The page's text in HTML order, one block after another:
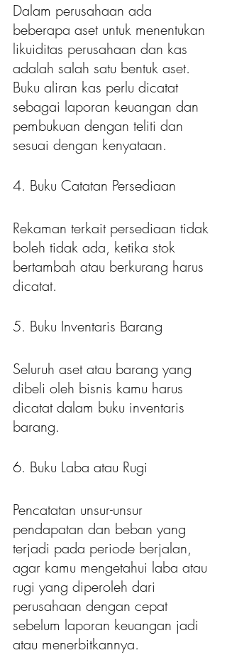
Dalam perusahaan ada
beberapa aset untuk menentukan
likuiditas perusahaan dan kas
adalah salah satu bentuk aset.
Buku aliran kas perlu dicatat
sebagai laporan keuangan dan
pembukuan dengan teliti dan
sesuai dengan kenyataan.
4. Buku Catatan Persediaan
Rekaman terkait persediaan tidak
boleh tidak ada, ketika stok
bertambah atau berkurang harus
dicatat.
5. Buku Inventaris Barang
Seluruh aset atau barang yang
dibeli oleh bisnis kamu harus
dicatat dalam buku inventaris
barang.
6. Buku Laba atau Rugi
Pencatatan unsur-unsur
pendapatan dan beban yang
terjadi pada periode berjalan,
agar kamu mengetahui laba atau
rugi yang diperoleh dari
perusahaan dengan cepat
sebelum laporan keuangan jadi
atau menerbitkannya.